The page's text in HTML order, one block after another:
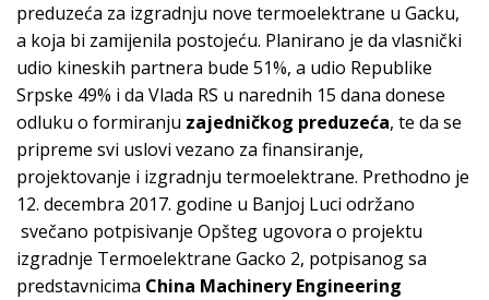
preduzeća za izgradnju nove termoelektrane u Gacku,
a koja bi zamijenila postojeću. Planirano je da vlasnički
udio kineskih partnera bude 51%, a udio Republike
Srpske 49% i da Vlada RS u narednih 15 dana donese
odluku o formiranju zajedničkog preduzeća, te da se
pripreme svi uslovi vezano za finansiranje,
projektovanje i izgradnju termoelektrane. Prethodno je
12. decembra 2017. godine u Banjoj Luci održano
svečano potpisivanje Opšteg ugovora o projektu
izgradnje Termoelektrane Gacko 2, potpisanog sa
predstavnicima China Machinery Engineering